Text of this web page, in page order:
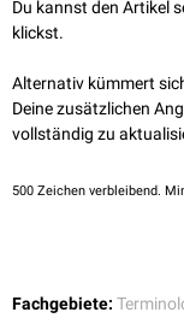
Du kannst den Artikel
klickst.
Alternativ kümmert
Deine zusätzlichen
vollständig zu
500 Zeichen verbleibend.
Fachgebiete: